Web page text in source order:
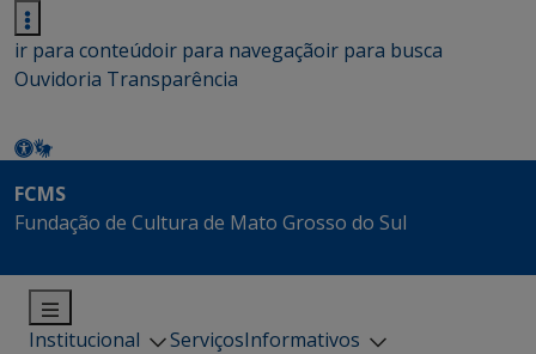
ir para conteúdoir para navegaçãoir para busca
Ouvidoria Transparência
FCMS
Fundação de Cultura de Mato Grosso do Sul
Institucional ServiçosInformativos